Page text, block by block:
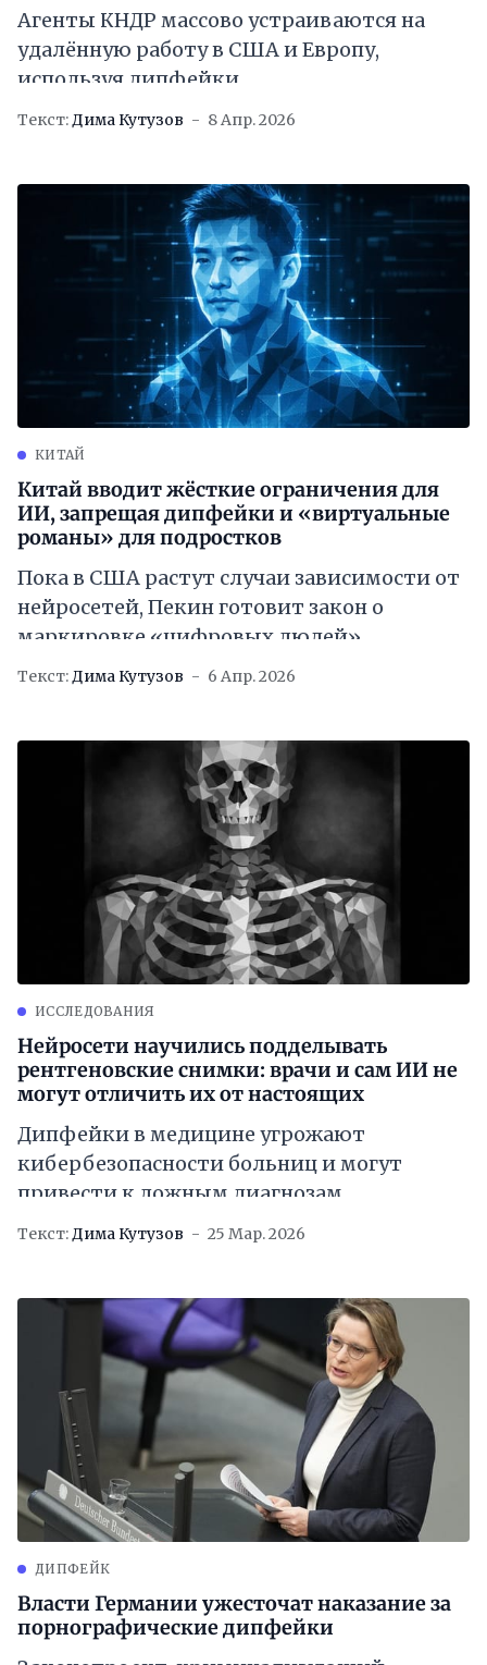
Агенты КНДР массово устраиваются на
удалённую работу в США и Европу,
используя дипфейки
Текст:Дима Кутузов 8 Апр. 2026
КИТАЙ
Китай вводит жёсткие ограничения для
ИИ, запрещая дипфейки и «виртуальные
романы» для подростков
Пока в США растут случаи зависимости от
нейросетей, Пекин готовит закон о
маркировке «цифровых людей»
Текст:Дима Кутузов 6 Апр. 2026
ИССЛЕДОВАНИЯ
Нейросети научились подделывать
рентгеновские снимки: врачи и сам ИИ не
могут отличить их от настоящих
Дипфейки в медицине угрожают
кибербезопасности больниц и могут
привести к ложным диагнозам
Текст: Дима Кутузов 25 Мар. 2026
ДИПФЕЙК
Власти Германии ужесточат наказание за
порнографические дипфейки